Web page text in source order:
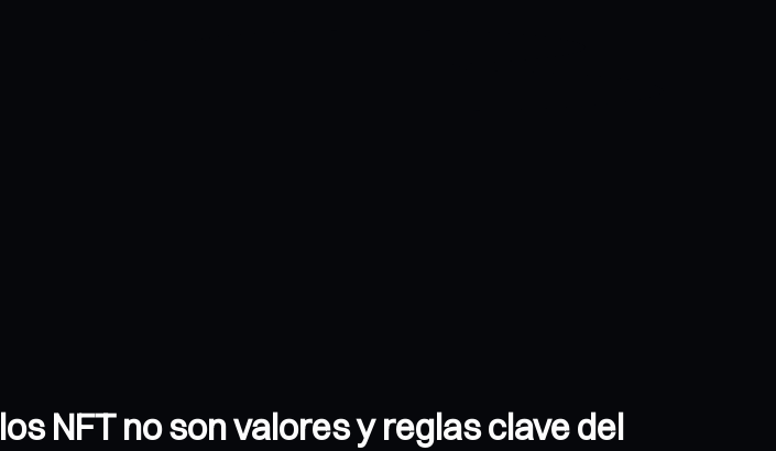
NFT no son valores y reglas clave del